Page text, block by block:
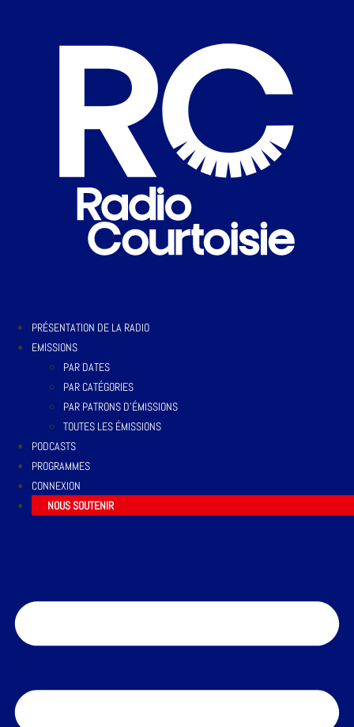
PRÉSENTATION DE LA RADIO
EMISSIONS
PAR DATES
PAR CATÉGORIES
PAR PATRONS D’ÉMISSIONS
TOUTES LES ÉMISSIONS
PODCASTS
PROGRAMMES
CONNEXION
NOUS SOUTENIR